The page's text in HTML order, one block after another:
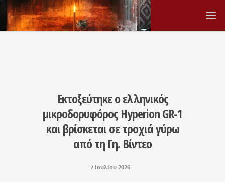
Εκτοξεύτηκε ο ελληνικός
μικροδορυφόρος Hyperion GR-1
και βρίσκεται σε τροχιά γύρω
από τη Γη. Βίντεο
7 Ιουλίου 2026